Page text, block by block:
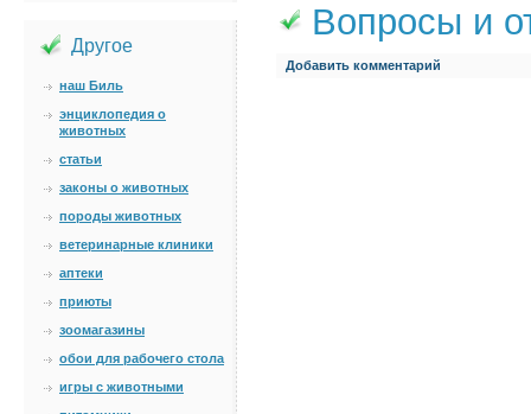
Другое
наш Биль
энциклопедия о
животных
статьи
законы о животных
породы животных
ветеринарные клиники
аптеки
приюты
зоомагазины
обои для рабочего стола
игры с животными
Вопросы и
Добавить комментарий